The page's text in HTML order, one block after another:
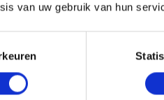
van uw gebruik van hun